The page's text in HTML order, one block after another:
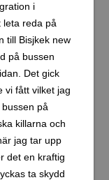
i
leta reda på
till Bisjkek new
på bussen
Det gick
vi fått vilket jag
på
killarna och
jag tar upp
det en kraftig
ta skydd